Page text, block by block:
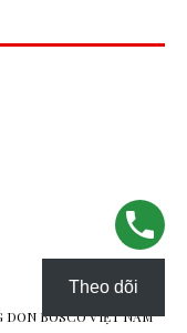
BOSCO VIỆT NAM
Theo dõi